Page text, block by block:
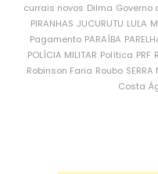
currais novos Dilma Governo
PIRANHAS JUCURUTU LULA
Pagamento PARAÍBA
POLÍCIA MILITAR Política PRF
Robinson Faria Roubo SERRA
Costa